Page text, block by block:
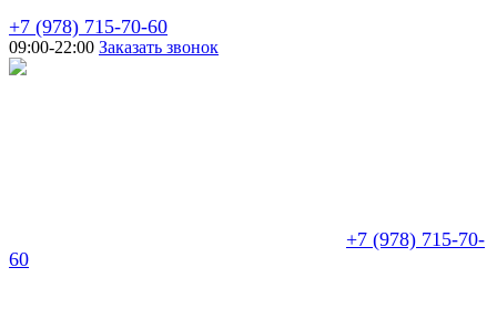
+7 (978) 715-70-60
09:00-22:00 Заказать звонок
+7 (978) 715-70-
60